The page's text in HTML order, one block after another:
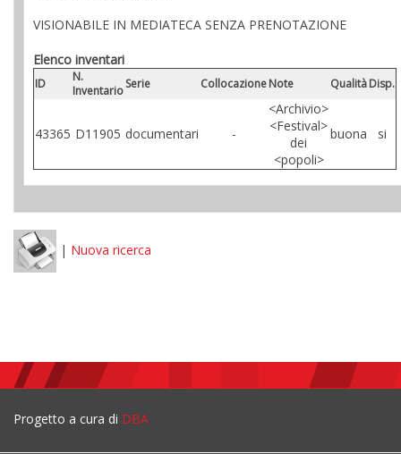
VISIONABILE IN MEDIATECA SENZA PRENOTAZIONE
Elenco inventari
ID
N.
InventarioSerie CollocazioneNote QualitàDisp.
43365 D11905 documentari -
<Archivio>
<Festival>
dei
<popoli>
buona si
| Nuova ricerca
Progetto a cura di DBA